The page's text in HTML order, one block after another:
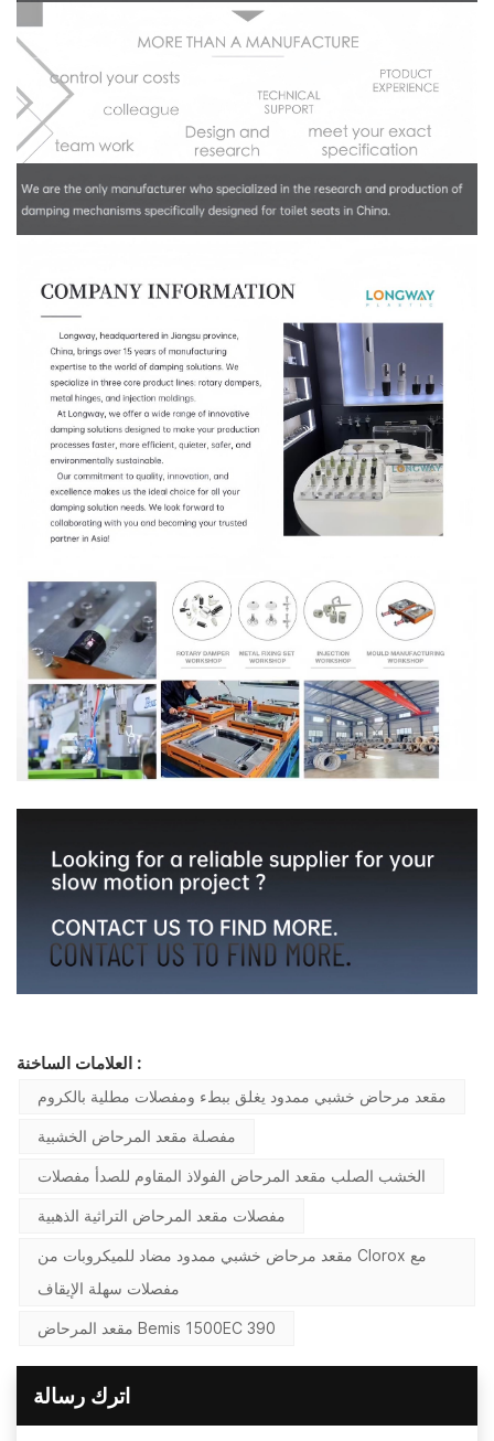
العلامات الساخنة :
مقعد مرحاض خشبي ممدود يغلق ببطء ومفصلات مطلية بالكروم
مفصلة مقعد المرحاض الخشبية
الخشب الصلب مقعد المرحاض الفولاذ المقاوم للصدأ مفصلات
مفصلات مقعد المرحاض التراثية الذهبية
مقعد مرحاض خشبي ممدود مضاد للميكروبات من Clorox مع
مفصلات سهلة الإيقاف
مقعد المرحاض Bemis 1500EC 390
اترك رسالة